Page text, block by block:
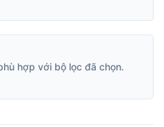
hợp với bộ lọc đã chọn.